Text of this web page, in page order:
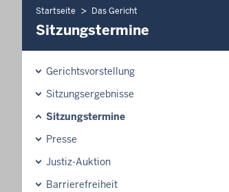
Startseite Das Gericht
Sitzungstermine
Gerichtsvorstellung
Sitzungsergebnisse
Sitzungstermine
Presse
Justiz-Auktion
Barrierefreiheit